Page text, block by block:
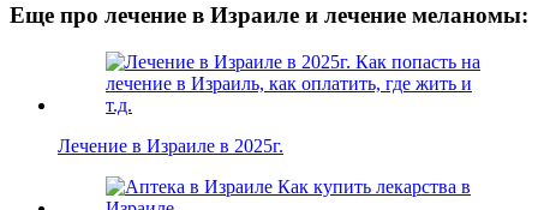
Еще про лечение в Израиле и лечение меланомы:
Лечение в Израиле в 2025г.